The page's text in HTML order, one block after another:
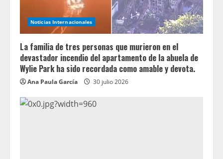
Noticias Internacionales
La familia de tres personas que murieron en el
devastador incendio del apartamento de la abuela de
Wylie Park ha sido recordada como amable y devota.
Ana Paula García 30 julio 2026